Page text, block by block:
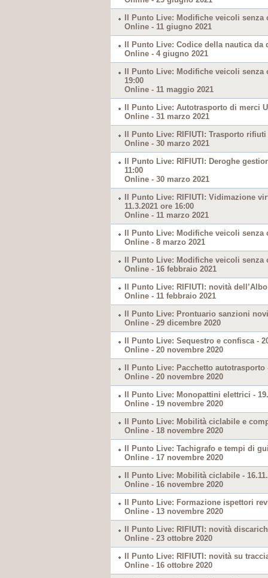
Il Punto Live: Modifiche veicoli senza
Online - 11 giugno 2021
Il Punto Live: Codice della nautica da
Online - 4 giugno 2021
Il Punto Live: Modifiche veicoli senza
19:00
Online - 11 maggio 2021
Il Punto Live: Autotrasporto di merci
Online - 31 marzo 2021
Il Punto Live: RIFIUTI: Trasporto
Online - 30 marzo 2021
Il Punto Live: RIFIUTI: Deroghe
11:00
Online - 30 marzo 2021
Il Punto Live: RIFIUTI: Vidimazione
11.3.2021 ore 16:00
Online - 11 marzo 2021
Il Punto Live: Modifiche veicoli senza
Online - 8 marzo 2021
Il Punto Live: Modifiche veicoli senza
Online - 16 febbraio 2021
Il Punto Live: RIFIUTI: novità
Online - 11 febbraio 2021
Il Punto Live: Prontuario sanzioni
Online - 29 dicembre 2020
Il Punto Live: Sequestro e confisca -
Online - 20 novembre 2020
Il Punto Live: Pacchetto autotrasporto
Online - 20 novembre 2020
Il Punto Live: Monopattini elettrici -
Online - 19 novembre 2020
Il Punto Live: Mobilità ciclabile e
Online - 18 novembre 2020
Il Punto Live: Tachigrafo e tempi di
Online - 17 novembre 2020
Il Punto Live: Mobilità ciclabile -
Online - 16 novembre 2020
Il Punto Live: Formazione ispettori
Online - 13 novembre 2020
Il Punto Live: RIFIUTI: novità
Online - 23 ottobre 2020
Il Punto Live: RIFIUTI: novità su
Online - 16 ottobre 2020